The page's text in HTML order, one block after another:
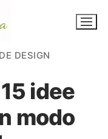
DESIGN
idee
modo